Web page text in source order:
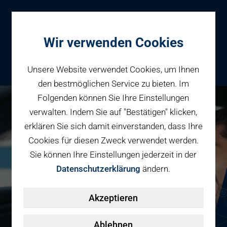
Parken
Reservieren
Fahrradparken
Geschäftspartner
Parkraumbewirtschaftung
Smart Mobility Hubs
Services
Wir verwenden Cookies
Unsere Website verwendet Cookies, um Ihnen
den bestmöglichen Service zu bieten. Im
Folgenden können Sie Ihre Einstellungen
verwalten. Indem Sie auf "Bestätigen" klicken,
erklären Sie sich damit einverstanden, dass Ihre
Cookies für diesen Zweck verwendet werden.
Sie können Ihre Einstellungen jederzeit in der
Datenschutzerklärung ändern.
Akzeptieren
Ablehnen